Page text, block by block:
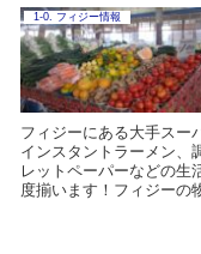
1-0. フィジー情報
フィジーにある大手スー
インスタントラーメン、
レットペーパーなどの生
度揃います！フィジーの